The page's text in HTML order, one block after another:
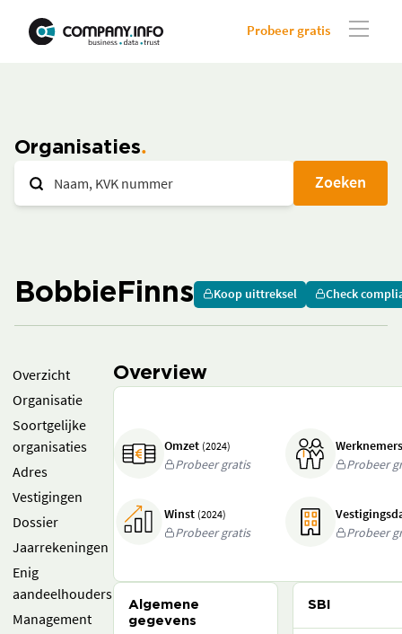
Probeer gratis
Organisaties
Zoeken
BobbieFinns Koop uittreksel Check
Overzicht
Organisatie
Soortgelijke
organisaties
Adres
Vestigingen
Dossier
Jaarrekeningen
Enig
aandeelhouders
Management
Overview
Omzet (2024)
Probeer gratis
Probeer
Winst (2024)
Probeer gratis
Probeer
Algemene
gegevens
SBI